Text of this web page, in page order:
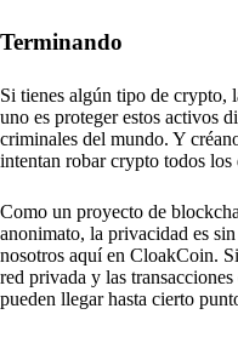
Terminando
Si tienes algún tipo de crypto,
uno es proteger estos activos
criminales del mundo. Y
intentan robar crypto todos los
Como un proyecto de
anonimato, la privacidad es
nosotros aquí en CloakCoin.
red privada y las
pueden llegar hasta cierto